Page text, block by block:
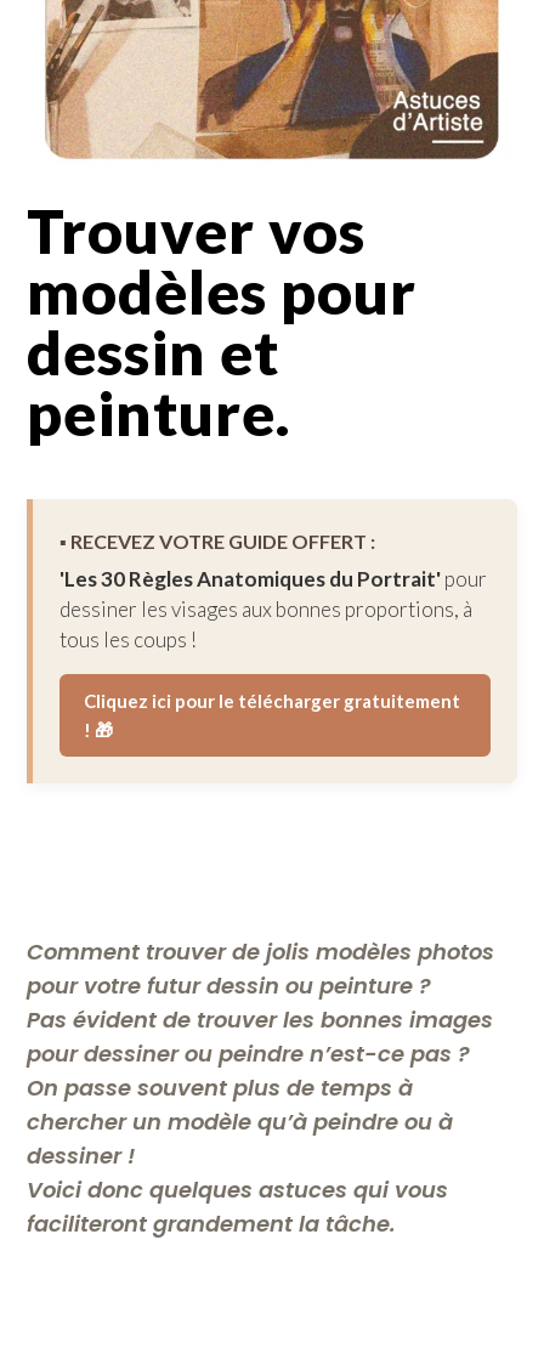
Trouver vos
modèles pour
dessin et
peinture.
▪︎ RECEVEZ VOTRE GUIDE OFFERT :
'Les 30 Règles Anatomiques du Portrait'pour
dessiner les visages aux bonnes proportions, à
tous les coups !
Cliquez ici pour le télécharger gratuitement
! 🎁
Comment trouver de jolis modèles photos
pour votre futur dessin ou peinture ?
Pas évident de trouver les bonnes images
pour dessiner ou peindre n’est-ce pas ?
On passe souvent plus de temps à
chercher un modèle qu’à peindre ou à
dessiner !
Voici donc quelques astuces qui vous
faciliteront grandement la tâche.